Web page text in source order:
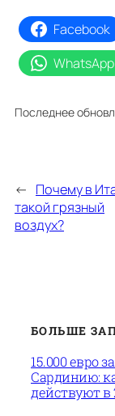
Facebook
WhatsApp
Последнее
← Почему в
такой грязный
воздух?
БОЛЬШЕ
15.000 евро
Сардинию:
действуют в